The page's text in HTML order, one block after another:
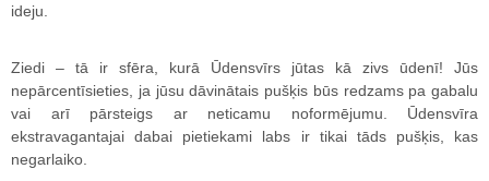
ideju.
Ziedi – tā ir sfēra, kurā Ūdensvīrs jūtas kā zivs ūdenī! Jūs
nepārcentīsieties, ja jūsu dāvinātais pušķis būs redzams pa gabalu
vai arī pārsteigs ar neticamu noformējumu. Ūdensvīra
ekstravagantajai dabai pietiekami labs ir tikai tāds pušķis, kas
negarlaiko.